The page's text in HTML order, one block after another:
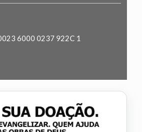
6000 0237 922C 1